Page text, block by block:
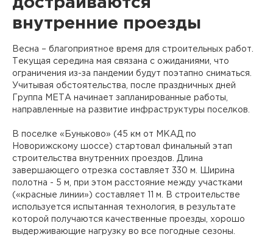
достраиваются
внутренние проезды
Весна – благоприятное время для строительных работ.
Текущая середина мая связана с ожиданиями, что
ограничения из-за пандемии будут поэтапно сниматься.
Учитывая обстоятельства, после праздничных дней
Группа МЕТА начинает запланированные работы,
направленные на развитие инфраструктуры поселков.
В поселке «Буньково» (45 км от МКАД по
Новорижскому шоссе) стартовал финальный этап
строительства внутренних проездов. Длина
завершающего отрезка составляет 330 м. Ширина
полотна - 5 м, при этом расстояние между участками
(«красные линии») составляет 11 м. В строительстве
используется испытанная технология, в результате
которой получаются качественные проезды, хорошо
выдерживающие нагрузку во все погодные сезоны.